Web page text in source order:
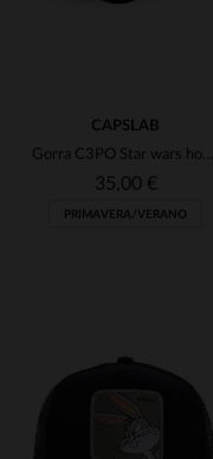
TALLAS DISPONIBLES
TU
CAPSLAB
Gorra C3PO Star wars hombre negro
35,00 €
PRIMAVERA/VERANO